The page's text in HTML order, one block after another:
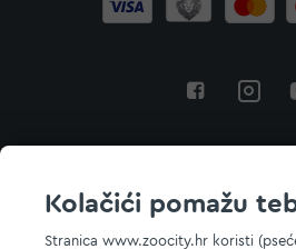
Kolačići pomažu
Stranica www.zoocity.hr koristi